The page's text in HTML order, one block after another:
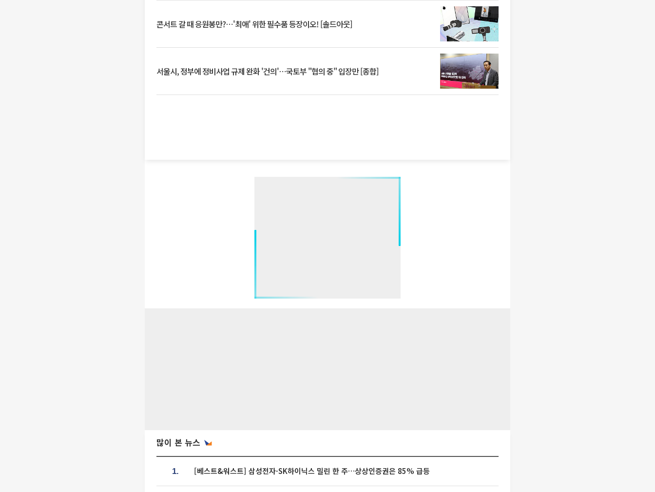
콘서트 갈 때 응원봉만?⋯'최애' 위한 필수품 등장이오! [솔드아웃]
서울시, 정부에 정비사업 규제 완화 '건의'⋯국토부 "협의 중" 입장만 [종합]
많이 본 뉴스
1. [베스트&워스트] 삼성전자·SK하이닉스 밀린 한 주…상상인증권은 85% 급등